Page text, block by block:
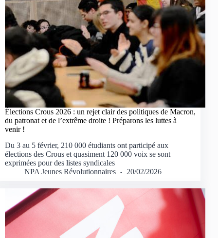
Élections Crous 2026 : un rejet clair des politiques de Macron,
du patronat et de l’extrême droite ! Préparons les luttes à
venir !
Du 3 au 5 février, 210 000 étudiants ont participé aux
élections des Crous et quasiment 120 000 voix se sont
exprimées pour des listes syndicales
NPA Jeunes Révolutionnaires
20/02/2026